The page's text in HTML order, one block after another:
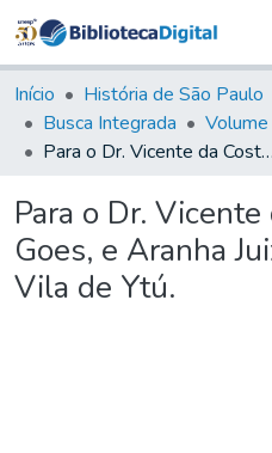
&
Início História de São Paulo
Busca Integrada
Para o Dr. Vicente da Costa Taques Goes, e Aranha Juiz Ordinario da Vila de Ytú.
Para o Dr.
Goes, e Aranha
Vila de Ytú.